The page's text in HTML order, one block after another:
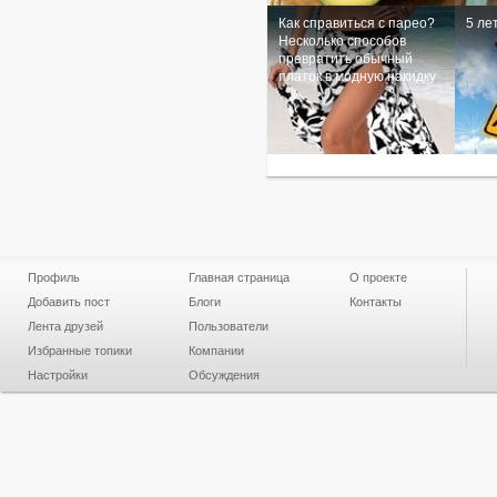
Как справиться с парео?
Несколько способов
превратить обычный
платок в модную накидку
5
Профиль
Добавить пост
Лента друзей
Избранные топики
Настройки
Главная страница
Блоги
Пользователи
Компании
Обсуждения
О проекте
Контакты